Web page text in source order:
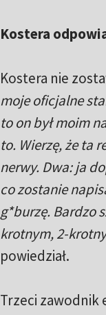
Kostera
Kostera nie
moje oficjalne
to on był moim
to. Wierzę, że ta
nerwy. Dwa: ja
co zostanie
g*burzę. Bardzo
krotnym, 2-
powiedział.
Trzeci zawodnik